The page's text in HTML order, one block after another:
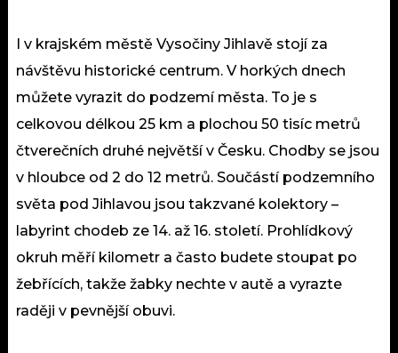
I v krajském městě Vysočiny Jihlavě stojí za
návštěvu historické centrum. V horkých dnech
můžete vyrazit do podzemí města. To je s
celkovou délkou 25 km a plochou 50 tisíc metrů
čtverečních druhé největší v Česku. Chodby se jsou
v hloubce od 2 do 12 metrů. Součástí podzemního
světa pod Jihlavou jsou takzvané kolektory –
labyrint chodeb ze 14. až 16. století. Prohlídkový
okruh měří kilometr a často budete stoupat po
žebřících, takže žabky nechte v autě a vyrazte
raději v pevnější obuvi.